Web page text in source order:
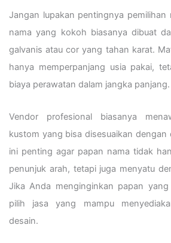
Jangan lupakan pentingnya pemilihan
nama yang kokoh biasanya dibuat
galvanis atau cor yang tahan karat.
hanya memperpanjang usia pakai,
biaya perawatan dalam jangka panjang.
Vendor profesional biasanya
kustom yang bisa disesuaikan dengan
ini penting agar papan nama tidak
penunjuk arah, tetapi juga menyatu
Jika Anda menginginkan papan
pilih jasa yang mampu
desain.